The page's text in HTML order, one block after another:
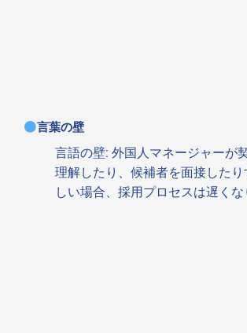
言葉の壁
言語の壁: 外国人マネージャーが
理解したり、候補者を面接した
しい場合、採用プロセスは遅くな